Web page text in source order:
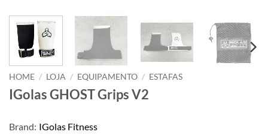
HOME / LOJA / EQUIPAMENTO / ESTAFAS
IGolas GHOST Grips V2
Brand: IGolas Fitness